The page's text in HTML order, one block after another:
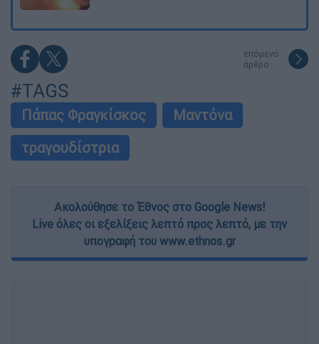
επόμενο
άρθρο
#TAGS
Πάπας Φραγκίσκος
Μαντόνα
τραγουδίστρια
Ακολούθησε το Έθνος στο Google News!
Live όλες οι εξελίξεις λεπτό προς λεπτό, με την
υπογραφή του www.ethnos.gr